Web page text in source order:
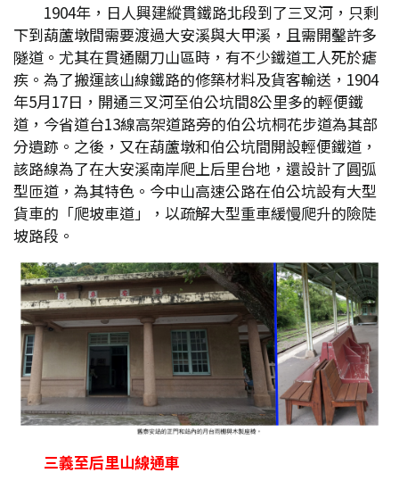
1904年，日人興建縱貫鐵路北段到了三叉河，只剩
下到葫蘆墩間需要渡過大安溪與大甲溪，且需開鑿許多
隧道。尤其在貫通關刀山區時，有不少鐵道工人死於瘧
疾。為了搬運該山線鐵路的修築材料及貨客輸送，1904
年5月17日，開通三叉河至伯公坑間8公里多的輕便鐵
道，今省道台13線高架道路旁的伯公坑桐花步道為其部
分遺跡。之後，又在葫蘆墩和伯公坑間開設輕便鐵道，
該路線為了在大安溪南岸爬上后里台地，還設計了圓弧
型匝道，為其特色。今中山高速公路在伯公坑設有大型
貨車的「爬坡車道」，以疏解大型重車緩慢爬升的險陡
坡路段。
三義至后里山線通車